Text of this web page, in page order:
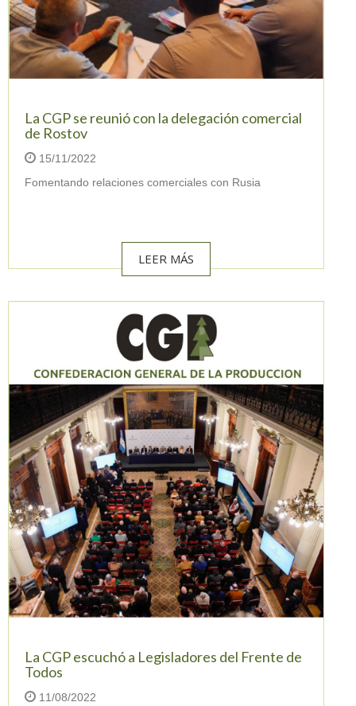
La CGP se reunió con la delegación comercial
de Rostov
15/11/2022
Fomentando relaciones comerciales con Rusia
LEER MÁS
La CGP escuchó a Legisladores del Frente de
Todos
11/08/2022